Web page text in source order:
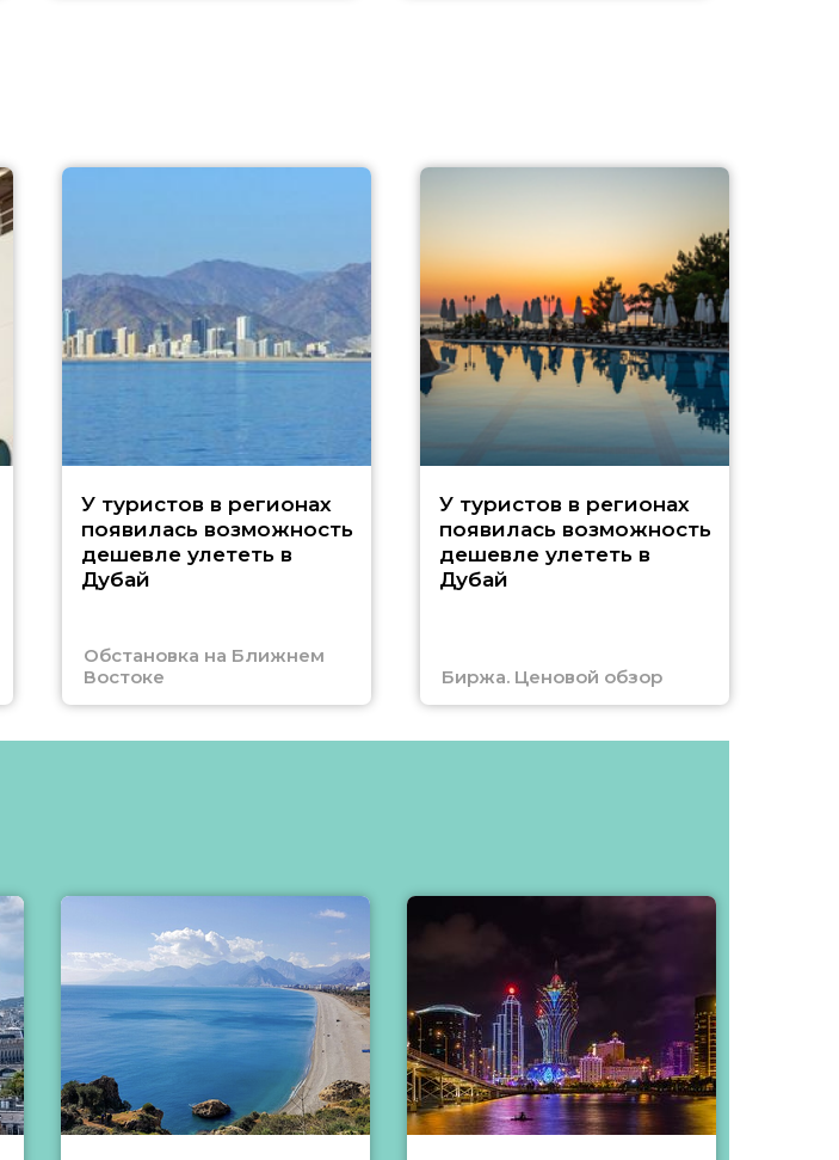
У туристов в регионах
появилась возможность
дешевле улететь в
Дубай
Обстановка на Ближнем
Востоке
У туристов в регионах
появилась возможность
дешевле улететь в
Дубай
Биржа. Ценовой обзор